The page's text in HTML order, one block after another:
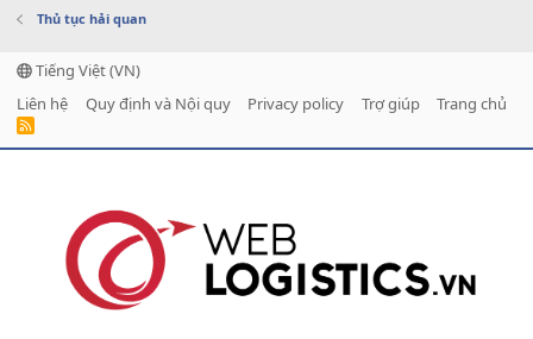
Thủ tục hải quan
Tiếng Việt (VN)
Liên hệ
Quy định và Nội quy Privacy policy Trợ giúp Trang chủ
R